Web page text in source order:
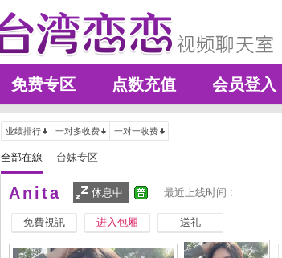
免费专区 点数充值 会员登入
业绩排行 一对多收费 一对一收费
全部在線 台妹专区
Anita 休息中 最近上线时间 :
免費視訊 进入包厢 送礼